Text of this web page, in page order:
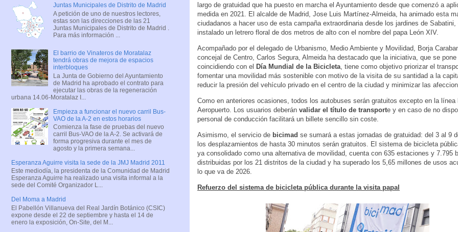
largo de gratuidad que ha puesto en marcha el Ayuntamiento desde que comenzó a
medida en 2021. El alcalde de Madrid, Jose Luis Martínez-Almeida, ha animado esta
ciudadanos a hacer uso de esta campaña extraordinaria desde los jardines de Sabatini,
instalado un letrero floral de dos metros de alto con el nombre del papa León XIV.
Acompañado por el delegado de Urbanismo, Medio Ambiente y Movilidad, Borja
concejal de Centro, Carlos Segura, Almeida ha destacado que la iniciativa, que se
coincidiendo con el Día Mundial de la Bicicleta , tiene como objetivo priorizar el
fomentar una movilidad más sostenible con motivo de la visita de su santidad a la
reducir la presión del vehículo privado en el centro de la ciudad y minimizar las
Como en anteriores ocasiones, todos los autobuses serán gratuitos excepto en la línea
Aeropuerto. Los usuarios deberán validar el título de transporte y en caso de no
personal de conducción facilitará un billete sencillo sin coste.
Asimismo, el servicio de bicimad se sumará a estas jornadas de gratuidad: del 3 al 9
los desplazamientos de hasta 30 minutos serán gratuitos. El sistema de bicicleta
ya consolidado como una alternativa de movilidad, cuenta con 635 estaciones y 7.795
distribuidas por los 21 distritos de la ciudad y ha superado los 5,65 millones de usos
lo que va de 2026.
Refuerzo del sistema de bicicleta pública durante la visita papal
Juntas Municipales de Distrito de Madrid
A petición de uno de nuestros lectores,
estas son las direcciones de las 21
Juntas Municipales de Distrito de Madrid .
Para más información ...
El barrio de Vinateros de Moratalaz
tendrá obras de mejora de espacios
interbloques
La Junta de Gobierno del Ayuntamiento
de Madrid ha aprobado el contrato para
ejecutar las obras de la regeneración
urbana 14.06-Moratalaz I...
Empieza a funcionar el nuevo carril Bus-
VAO de la A-2 en estos horarios
Comienza la fase de pruebas del nuevo
carril Bus-VAO de la A-2. Se activará de
forma progresiva durante el mes de
agosto y la primera semana...
Esperanza Aguirre visita la sede de la JMJ Madrid 2011
Este mediodía, la presidenta de la Comunidad de Madrid
Esperanza Aguirre ha realizado una visita informal a la
sede del Comité Organizador L...
Del Moma a Madrid
El Pabellón Villanueva del Real Jardín Botánico (CSIC)
expone desde el 22 de septiembre y hasta el 14 de
enero la exposición, On-Site, del M...